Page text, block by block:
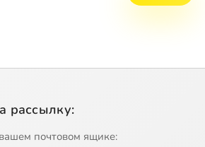
рассылку:
почтовом ящике: